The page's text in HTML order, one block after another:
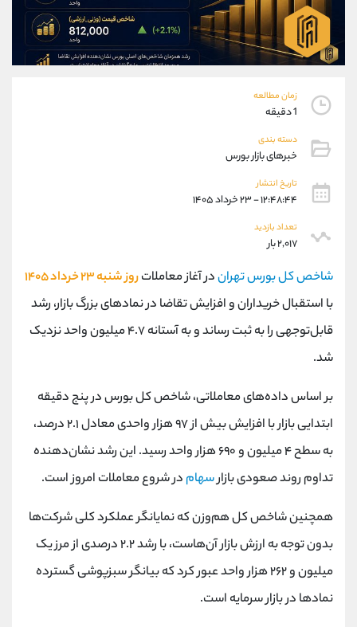
زمان مطالعه
1 دقیقه
دسته بندی
خبرهای بازار بورس
تاریخ انتشار
۱۲:۴۸:۴۴ - ۲۳ خرداد ۱۴۰۵
تعداد بازدید
۲,۰۱۷ بار
شاخص کل بورس تهراندر آغاز معاملاتروز شنبه ۲۳ خرداد ۱۴۰۵
با استقبال خریداران و افزایش تقاضا در نمادهای بزرگ بازار، رشد
قابل‌توجهی را به ثبت رساند و به آستانه ۴.۷ میلیون واحد نزدیک
شد.
بر اساس داده‌های معاملاتی، شاخص کل بورس در پنج دقیقه
ابتدایی بازار با افزایش بیش از ۹۷ هزار واحدی معادل ۲.۱ درصد،
به سطح ۴ میلیون و ۶۹۰ هزار واحد رسید. این رشد نشان‌دهنده
تداوم روند صعودی بازارسهام در شروع معاملات امروز است.
همچنین شاخص کل هم‌وزن که نمایانگر عملکرد کلی شرکت‌ها
بدون توجه به ارزش بازار آن‌هاست، با رشد ۲.۲ درصدی از مرز یک
میلیون و ۲۶۲ هزار واحد عبور کرد که بیانگر سبزپوشی گسترده
نمادها در بازار سرمایه است.
09927779040
واتساپ شروع گفتگو
تلگرام @Armteam_admin_por
داخلی 107
پشتیبان فروش
واتساپ
داخلی
اطلاعات تماس
تلفن 021-22021040
بدون پیش شماره 90001030
@alireza.mehrabii
کانال تلگرام
کانال بله